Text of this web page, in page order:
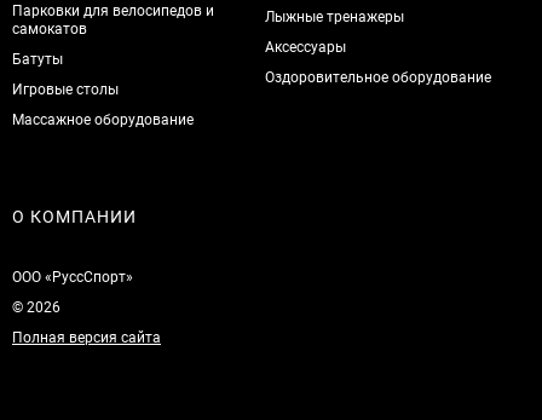
Парковки для велосипедов и
самокатов
Батуты
Игровые столы
Массажное оборудование
Лыжные тренажеры
Аксессуары
Оздоровительное оборудование
О КОМПАНИИ
ООО «РуссСпорт»
© 2026
Полная версия сайта